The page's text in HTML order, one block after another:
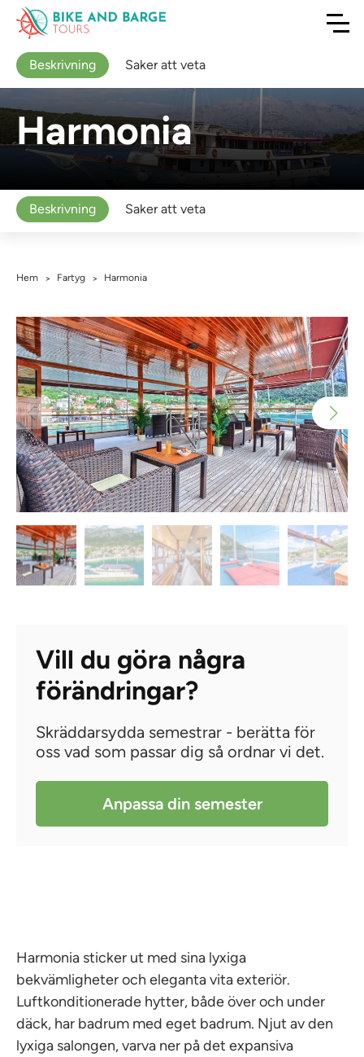
Harmonia
Beskrivning Saker att veta
Beskrivning Saker att veta
Hem > Fartyg > Harmonia
Vill du göra några
förändringar?
Skräddarsydda semestrar - berätta för
oss vad som passar dig så ordnar vi det.
Anpassa din semester
Harmonia sticker ut med sina lyxiga
bekvämligheter och eleganta vita exteriör.
Luftkonditionerade hytter, både över och under
däck, har badrum med eget badrum. Njut av den
lyxiga salongen, varva ner på det expansiva